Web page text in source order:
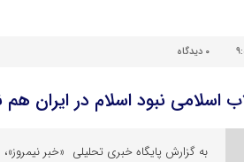
۰ دیدگاه
اسلامی نبود اسلام در ایران هم
به گزارش پایگاه خبری تحلیلی «خبر